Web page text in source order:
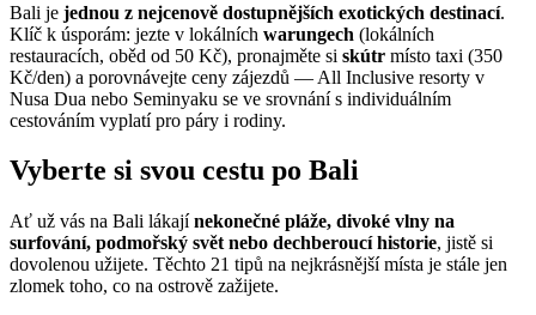
Bali je jednou z nejcenově dostupnějších exotických destinací.
Klíč k úsporám: jezte v lokálních warungech (lokálních
restauracích, oběd od 50 Kč), pronajměte si skútr místo taxi (350
Kč/den) a porovnávejte ceny zájezdů — All Inclusive resorty v
Nusa Dua nebo Seminyaku se ve srovnání s individuálním
cestováním vyplatí pro páry i rodiny.
Vyberte si svou cestu po Bali
Ať už vás na Bali lákajínekonečné pláže, divoké vlny na
surfování, podmořský svět nebo dechberoucí historie, jistě si
dovolenou užijete. Těchto 21 tipů na nejkrásnější místa je stále jen
zlomek toho, co na ostrově zažijete.